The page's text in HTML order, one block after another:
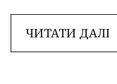
ЧИТАТИ ДАЛІ